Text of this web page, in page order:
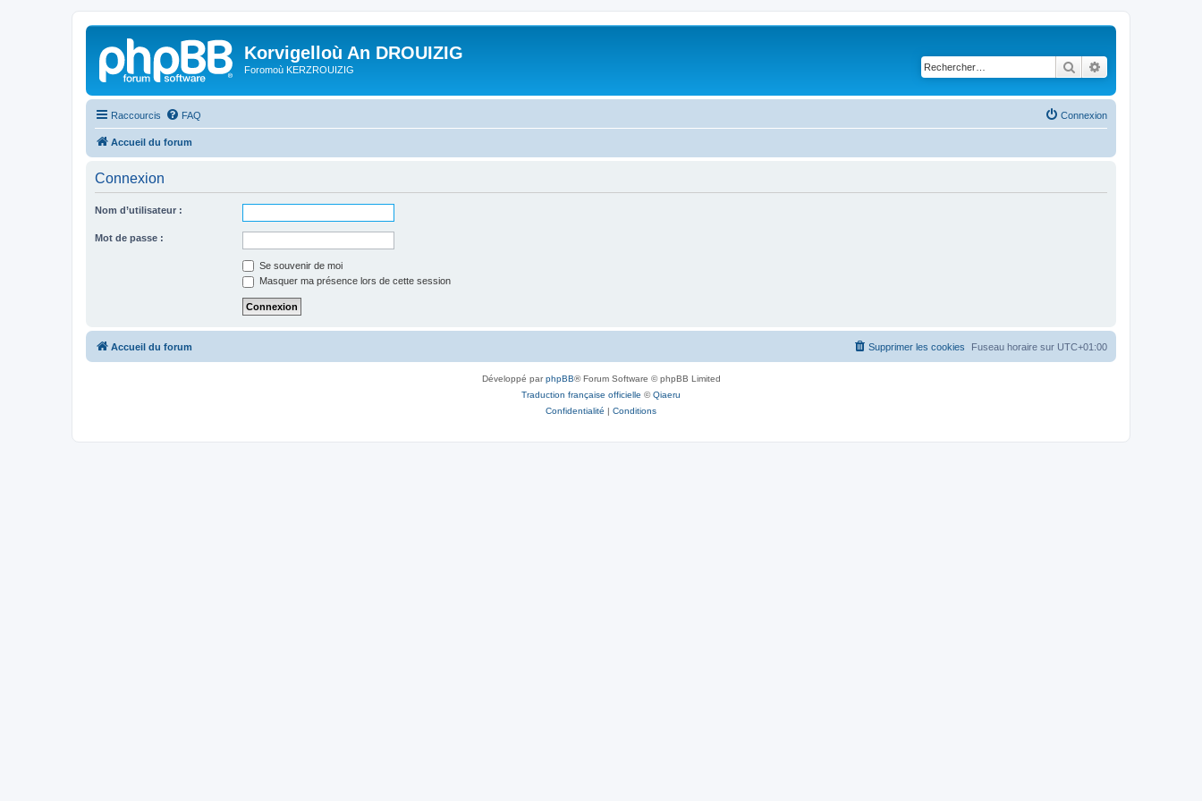
Korvigelloù An DROUIZIG
Foromoù KERZROUIZIG Rechercher
Raccourcis FAQ Connexion
Accueil du forum
Connexion
Nom d’utilisateur :
Mot de passe :
Se souvenir de moi
Masquer ma présence lors de cette session
Accueil du forum Fuseau horaire sur UTC+01:00
Supprimer les cookies
Développé parphpBB® Forum Software © phpBB Limited
Traduction française officielle ©Qiaeru
Confidentialité | Conditions